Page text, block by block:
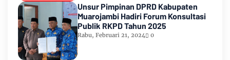
Unsur Pimpinan DPRD Kabupaten
Muarojambi Hadiri Forum Konsultasi
Publik RKPD Tahun 2025
Rabu, Februari 21, 2024 0